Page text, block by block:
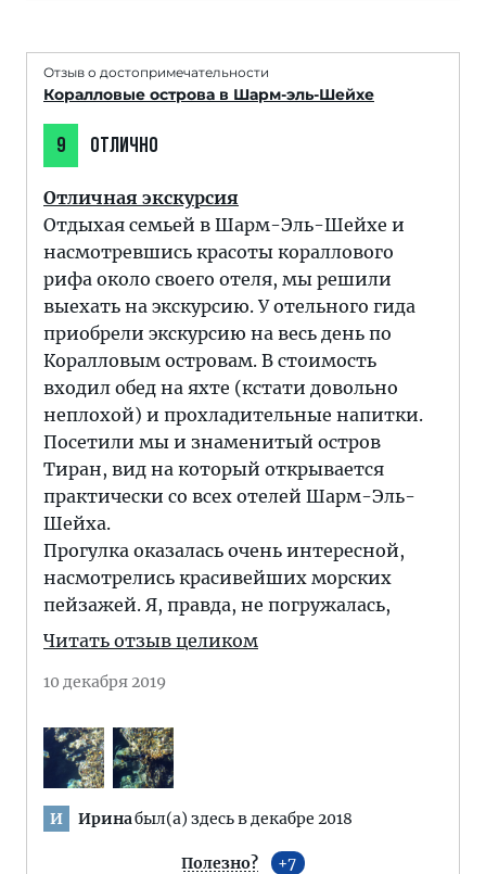
Отзыв о достопримечательности
Коралловые острова в Шарм-эль-Шейхе
9 ОТЛИЧНО
Отличная экскурсия
Отдыхая семьей в Шарм-Эль-Шейхе и
насмотревшись красоты кораллового
рифа около своего отеля, мы решили
выехать на экскурсию. У отельного гида
приобрели экскурсию на весь день по
Коралловым островам. В стоимость
входил обед на яхте (кстати довольно
неплохой) и прохладительные напитки.
Посетили мы и знаменитый остров
Тиран, вид на который открывается
практически со всех отелей Шарм-Эль-
Шейха.
Прогулка оказалась очень интересной,
насмотрелись красивейших морских
пейзажей. Я, правда, не погружалась,
Читать отзыв целиком
10 декабря 2019
И Иринабыл(а) здесь в декабре 2018
Полезно? 7